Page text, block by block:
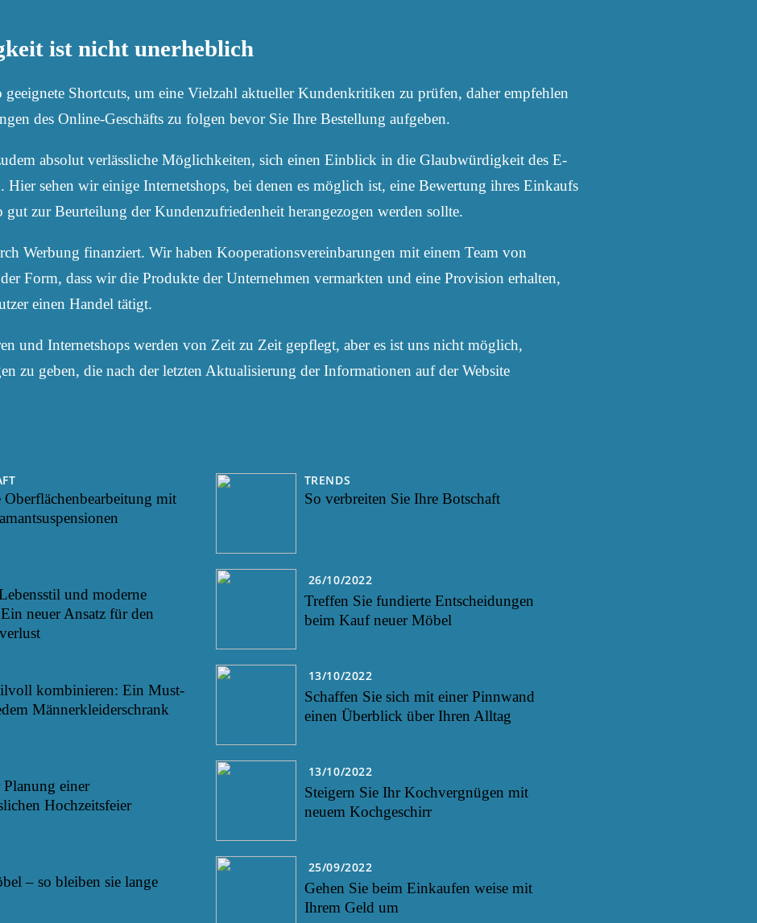
ist nicht unerheblich
Shortcuts, um eine Vielzahl aktueller Kundenkritiken zu prüfen, daher empfehlen
des Online-Geschäfts zu folgen bevor Sie Ihre Bestellung aufgeben.
absolut verlässliche Möglichkeiten, sich einen Einblick in die Glaubwürdigkeit des E-
Hier sehen wir einige Internetshops, bei denen es möglich ist, eine Bewertung ihres Einkaufs
gut zur Beurteilung der Kundenzufriedenheit herangezogen werden sollte.
Werbung finanziert. Wir haben Kooperationsvereinbarungen mit einem Team von
Form, dass wir die Produkte der Unternehmen vermarkten und eine Provision erhalten,
einen Handel tätigt.
und Internetshops werden von Zeit zu Zeit gepflegt, aber es ist uns nicht möglich,
zu geben, die nach der letzten Aktualisierung der Informationen auf der Website
mit
und moderne
neuer Ansatz für den
kombinieren: Ein Must-
Männerkleiderschrank
einer
Hochzeitsfeier
– so bleiben sie lange
TRENDS
So verbreiten Sie Ihre Botschaft
26/10/2022
Treffen Sie fundierte Entscheidungen
beim Kauf neuer Möbel
13/10/2022
Schaffen Sie sich mit einer Pinnwand
einen Überblick über Ihren Alltag
13/10/2022
Steigern Sie Ihr Kochvergnügen mit
neuem Kochgeschirr
25/09/2022
Gehen Sie beim Einkaufen weise mit
Ihrem Geld um